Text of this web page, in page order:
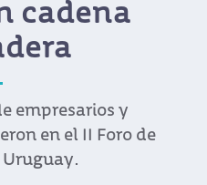
cadena
empresarios y
en el II Foro de
Uruguay.